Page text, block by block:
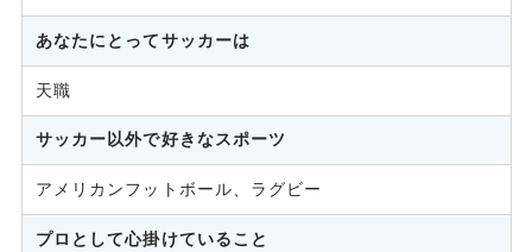
あなたにとってサッカーは
天職
サッカー以外で好きなスポーツ
アメリカンフットボール、ラグビー
プロとして心掛けていること